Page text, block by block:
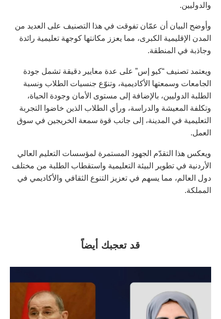
والدوليين.
وأوضح البيان أن عمّان تفوقت في هذا التصنيف على العديد من
المدن الإقليمية الكبرى، مما يعزز مكانتها كوجهة تعليمية رائدة
وجاذبة في المنطقة.
ويعتمد تصنيف “كيو إس” على عدة معايير دقيقة تشمل جودة
الجامعات وسمعتها الأكاديمية، وتنوّع جنسيات الطلاب ونسبة
الطلبة الدوليين، بالإضافة إلى مستوى الأمان وجودة الحياة،
وتكلفة المعيشة والدراسة، ورأي الطلاب الذين خاضوا التجربة
التعليمية في المدينة، إلى جانب قوة سمعة الخريجين في سوق
العمل.
ويعكس هذا التقدّم الجهود المستمرة لمؤسسات التعليم العالي
الأردنية في تطوير البيئة التعليمية واستقطاب الطلبة من مختلف
دول العالم، مما يسهم في تعزيز التنوع الثقافي والأكاديمي في
المملكة.
قد تعجبك أيضاً